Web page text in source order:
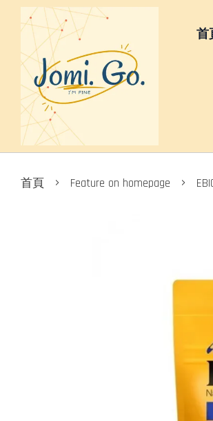
首
首頁 › Feature on homepage ›